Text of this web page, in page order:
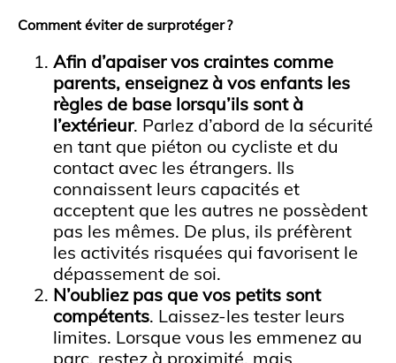
Comment éviter de surprotéger ?
Afin d’apaiser vos craintes comme
parents, enseignez à vos enfants les
règles de base lorsqu’ils sont à
l’extérieur. Parlez d’abord de la sécurité
en tant que piéton ou cycliste et du
contact avec les étrangers. Ils
connaissent leurs capacités et
acceptent que les autres ne possèdent
pas les mêmes. De plus, ils préfèrent
les activités risquées qui favorisent le
dépassement de soi.
N’oubliez pas que vos petits sont
compétents. Laissez-les tester leurs
limites. Lorsque vous les emmenez au
parc, restez à proximité, mais